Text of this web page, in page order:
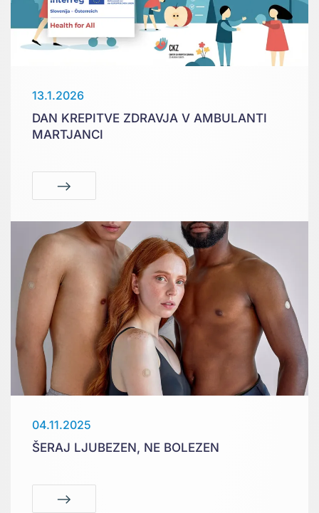
13.1.2026
DAN KREPITVE ZDRAVJA V AMBULANTI
MARTJANCI
04.11.2025
ŠERAJ LJUBEZEN, NE BOLEZEN